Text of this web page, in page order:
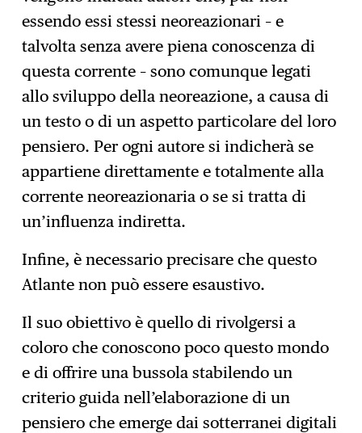
essendo essi stessi neoreazionari – e
talvolta senza avere piena conoscenza di
questa corrente – sono comunque legati
allo sviluppo della neoreazione, a causa di
un testo o di un aspetto particolare del loro
pensiero. Per ogni autore si indicherà se
appartiene direttamente e totalmente alla
corrente neoreazionaria o se si tratta di
un’influenza indiretta.
Infine, è necessario precisare che questo
Atlante non può essere esaustivo.
Il suo obiettivo è quello di rivolgersi a
coloro che conoscono poco questo mondo
e di offrire una bussola stabilendo un
criterio guida nell’elaborazione di un
pensiero che emerge dai sotterranei digitali